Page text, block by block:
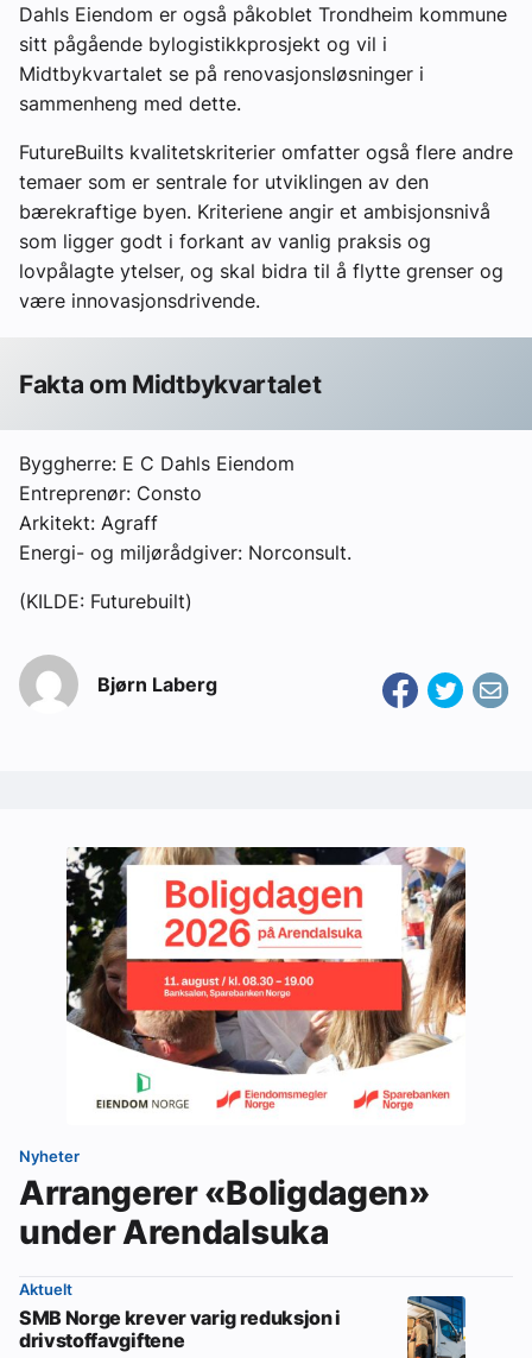
Dahls Eiendom er også påkoblet Trondheim kommune
sitt pågående bylogistikkprosjekt og vil i
Midtbykvartalet se på renovasjonsløsninger i
sammenheng med dette.
FutureBuilts kvalitetskriterier omfatter også flere andre
temaer som er sentrale for utviklingen av den
bærekraftige byen. Kriteriene angir et ambisjonsnivå
som ligger godt i forkant av vanlig praksis og
lovpålagte ytelser, og skal bidra til å flytte grenser og
være innovasjonsdrivende.
Fakta om Midtbykvartalet
Byggherre: E C Dahls Eiendom
Entreprenør: Consto
Arkitekt: Agraff
Energi- og miljørådgiver: Norconsult.
(KILDE: Futurebuilt)
Bjørn Laberg
Nyheter
Arrangerer «Boligdagen»
under Arendalsuka
Aktuelt
SMB Norge krever varig reduksjon i
drivstoffavgiftene